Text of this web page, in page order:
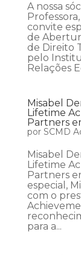
A nossa
convite
de
de Direito
pelo
Relações
Misabel
Lifetime
Partners
por SCMD
Misabel
Lifetime
Partners
especial,
com o
para a...